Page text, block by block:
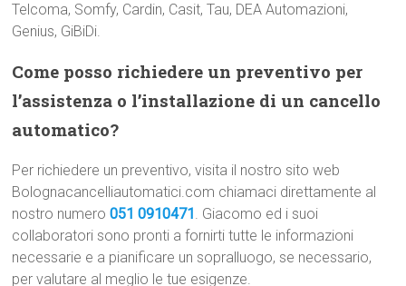
Telcoma, Somfy, Cardin, Casit, Tau, DEA Automazioni,
Genius, GiBiDi.
Come posso richiedere un preventivo per
l’assistenza o l’installazione di un cancello
automatico?
Per richiedere un preventivo, visita il nostro sito web
Bolognacancelliautomatici.com chiamaci direttamente al
nostro numero051 0910471 . Giacomo ed i suoi
collaboratori sono pronti a fornirti tutte le informazioni
necessarie e a pianificare un sopralluogo, se necessario,
per valutare al meglio le tue esigenze.